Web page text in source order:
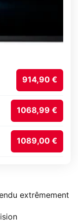
914,90 €
1068,99 €
1089,00 €
extrêmement